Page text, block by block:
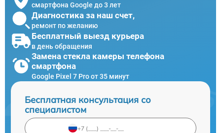
смартфона Google до 3 лет
Диагностика за наш счет,
ремонт по желанию
Бесплатный выезд курьера
в день обращения
Замена стекла камеры телефона
смартфона
Google Pixel 7 Pro от 35 минут
Бесплатная консультация со
специалистом